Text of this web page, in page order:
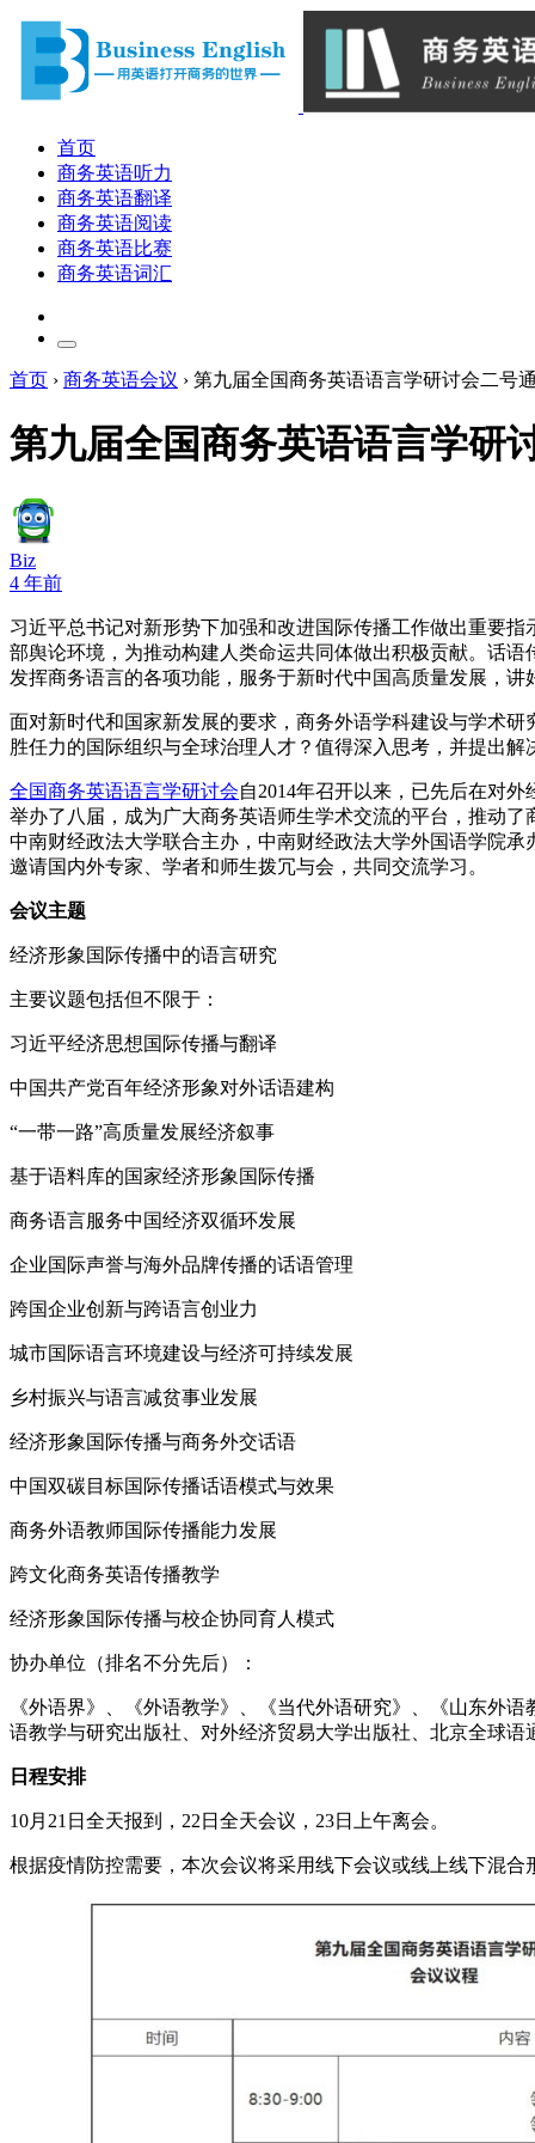
首页
商务英语听力
商务英语翻译
商务英语阅读
商务英语比赛
商务英语词汇
首页 › 商务英语会议 › 第九届全国商务英语语言学研讨会二号
第九届全国商务英语语言学研
Biz
4 年前
习近平总书记对新形势下加强和改进国际传播工作做出重要
部舆论环境，为推动构建人类命运共同体做出积极贡献。话
发挥商务语言的各项功能，服务于新时代中国高质量发展，
面对新时代和国家新发展的要求，商务外语学科建设与学术
胜任力的国际组织与全球治理人才？值得深入思考，并提出解
全国商务英语语言学研讨会自2014年召开以来，已先后在对
举办了八届，成为广大商务英语师生学术交流的平台，推动
中南财经政法大学联合主办，中南财经政法大学外国语学院
邀请国内外专家、学者和师生拨冗与会，共同交流学习。
会议主题
经济形象国际传播中的语言研究
主要议题包括但不限于：
习近平经济思想国际传播与翻译
中国共产党百年经济形象对外话语建构
“一带一路”高质量发展经济叙事
基于语料库的国家经济形象国际传播
商务语言服务中国经济双循环发展
企业国际声誉与海外品牌传播的话语管理
跨国企业创新与跨语言创业力
城市国际语言环境建设与经济可持续发展
乡村振兴与语言减贫事业发展
经济形象国际传播与商务外交话语
中国双碳目标国际传播话语模式与效果
商务外语教师国际传播能力发展
跨文化商务英语传播教学
经济形象国际传播与校企协同育人模式
协办单位（排名不分先后）：
《外语界》、《外语教学》、《当代外语研究》、《山东外
语教学与研究出版社、对外经济贸易大学出版社、北京全球
日程安排
10月21日全天报到，22日全天会议，23日上午离会。
根据疫情防控需要，本次会议将采用线下会议或线上线下混合